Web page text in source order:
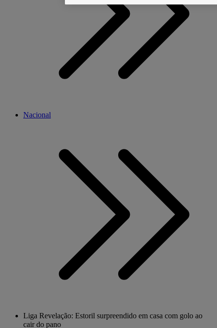
Nacional
Liga Revelação: Estoril surpreendido em casa com golo ao
cair do pano